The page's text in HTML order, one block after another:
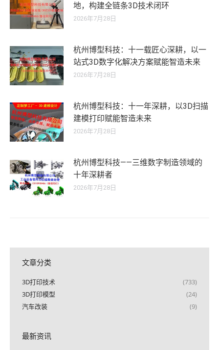
地，构建全链条3D技术闭环
2026年7月28日
杭州博型科技：十一载匠心深耕，以一
站式3D数字化解决方案赋能智造未来
2026年7月28日
杭州博型科技：十一年深耕，以3D扫描
建模打印赋能智造未来
2026年7月28日
杭州博型科技——三维数字制造领域的
十年深耕者
2026年7月28日
文章分类
3D打印技术
(733)
3D打印模型
(24)
汽车改装
(9)
最新资讯